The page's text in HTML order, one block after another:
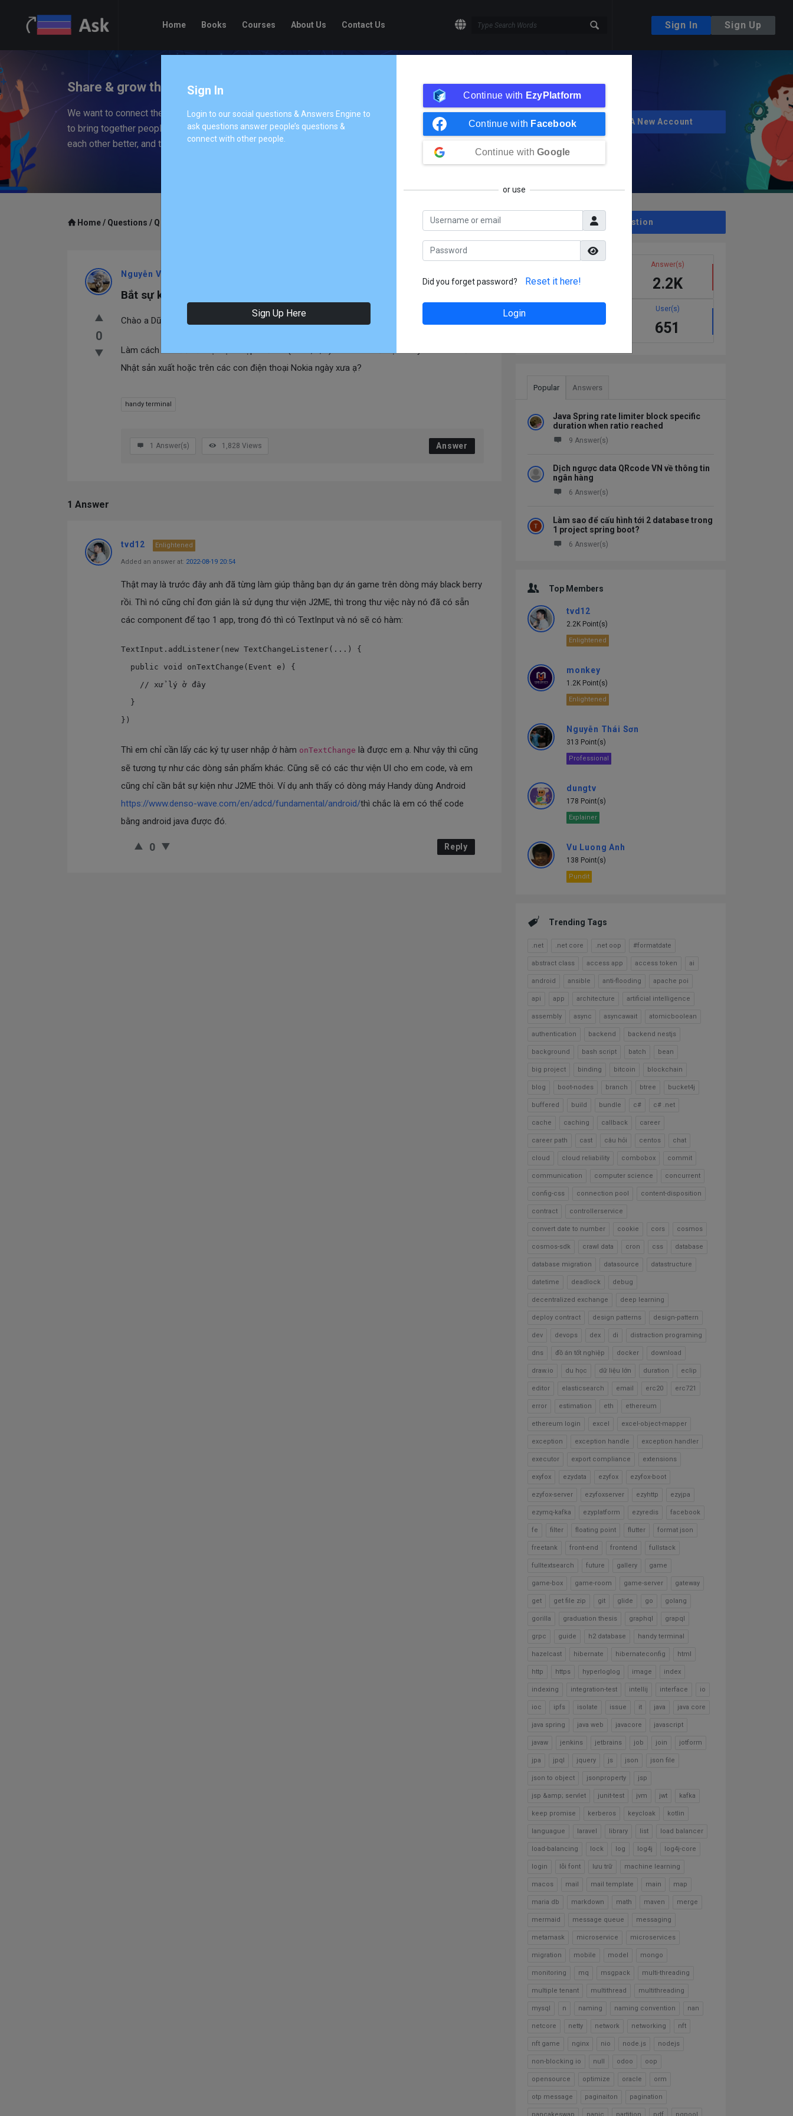
Home Books Courses About Us Contact Us Sign In Sign Up
Share & grow the worlds knowledge!
We want to connect the people who have knowledge to the people who need it,
to bring together people with different perspectives so they can understand
each other better, and to empower everyone to share their knowledge.
Create A New Account
Home / Questions / Q 635 In Process
0
Nguyễn Viết Triệu
Bắt sự kiên KeyCode
Chào a Dũng và m.n mong m.n giải thích giúp e câu hỏi dưới ạ
Làm cách nào để bắt sự kiện nhập chữ cái (VD: a, b, c) trên các thiết bị Handy Terminal của
Nhật sản xuất hoặc trên các con điện thoại Nokia ngày xưa ạ?
handy terminal
1 Answer(s) 1,828 Views Answer
1 Answer
tvd12 Enlightened
Added an answer at: 2022-08-19 20:54
Thật may là trước đây anh đã từng làm giúp thằng bạn dự án game trên dòng máy black berry
rồi. Thì nó cũng chỉ đơn giản là sử dụng thư viện J2ME, thì trong thư việc này nó đã có sẵn
các component để tạo 1 app, trong đó thì có TextInput và nó sẽ có hàm:
TextInput.addListener(new TextChangeListener(...) {
Thì em chỉ cần lấy các ký tự user nhập ở hàm onTextChange là được em ạ. Như vậy thì cũng
sẽ tương tự như các dòng sản phẩm khác. Cũng sẽ có các thư viện UI cho em code, và em
cũng chỉ cần bắt sự kiện như J2ME thôi. Ví dụ anh thấy có dòng máy Handy dùng Android
https://www.denso-wave.com/en/adcd/fundamental/android/thì chắc là em có thể code
bằng android java được đó.
0 Reply
Ask A Question
1.1K
Answer(s)
2.2K
137
User(s)
651
Popular Answers
Java Spring rate limiter block specific
duration when ratio reached
9 Answer(s)
Dịch ngược data QRcode VN về thông tin
ngân hàng
6 Answer(s)
Làm sao để cấu hình tới 2 database trong
1 project spring boot?
6 Answer(s)
Top Members
tvd12
2.2K Point(s)
Enlightened
monkey
1.2K Point(s)
Enlightened
Nguyễn Thái Sơn
313 Point(s)
Professional
dungtv
178 Point(s)
Explainer
Vu Luong Anh
138 Point(s)
Pundit
Trending Tags
.net .net core .net oop #formatdate
abstract class access app access token ai
android ansible anti-flooding apache poi
api app architecture artificial intelligence
assembly async asyncawait atomicboolean
authentication backend backend nestjs
background bash script batch bean
big project binding bitcoin blockchain
blog boot-nodes branch btree bucket4j
buffered build bundle c# c# .net
cache caching callback career
career path cast câu hỏi centos chat
cloud cloud reliability combobox commit
communication computer science concurrent
config-css connection pool content-disposition
contract controllerservice
convert date to number cookie cors cosmos
cosmos-sdk crawl data cron css database
database migration datasource datastructure
datetime deadlock debug
decentralized exchange deep learning
deploy contract design patterns design-pattern
dev devops dex di distraction programing
dns đồ án tốt nghiệp docker download
draw.io du học dữ liệu lớn duration eclip
editor elasticsearch email erc20 erc721
error estimation eth ethereum
ethereum login excel excel-object-mapper
exception exception handle exception handler
executor export compliance extensions
exyfox ezydata ezyfox ezyfox-boot
ezyfox-server ezyfoxserver ezyhttp ezyjpa
ezymq-kafka ezyplatform ezyredis facebook
fe filter floating point flutter format json
freetank front-end frontend fullstack
fulltextsearch future gallery game
game-box game-room game-server gateway
get get file zip git glide go golang
gorilla graduation thesis graphql grapql
grpc guide h2 database handy terminal
hazelcast hibernate hibernateconfig html
http https hyperloglog image index
indexing integration-test intellij interface io
ioc ipfs isolate issue it java java core
java spring java web javacore javascript
javaw jenkins jetbrains job join jotform
jpa jpql jquery js json json file
json to object jsonproperty jsp
jsp &amp; servlet junit-test jvm jwt kafka
keep promise kerberos keycloak kotlin
languague laravel library list load balancer
load-balancing lock log log4j log4j-core
login lỗi font lưu trữ machine learning
macos mail mail template main map
maria db markdown math maven merge
mermaid message queue messaging
metamask microservice microservices
migration mobile model mongo
monitoring mq msgpack multi-threading
multiple tenant multithread multithreading
mysql n naming naming convention nan
netcore netty network networking nft
nft game nginx nio node.js nodejs
non-blocking io null odoo oop
opensource optimize oracle orm
otp message paginaiton pagination
Sign In
Login to our social questions & Answers Engine to
ask questions answer people’s questions &
connect with other people.
Sign Up Here
Continue with EzyPlatform
Continue with Facebook
Continue with Google
or use
Did you forget password? Reset it here!
Login